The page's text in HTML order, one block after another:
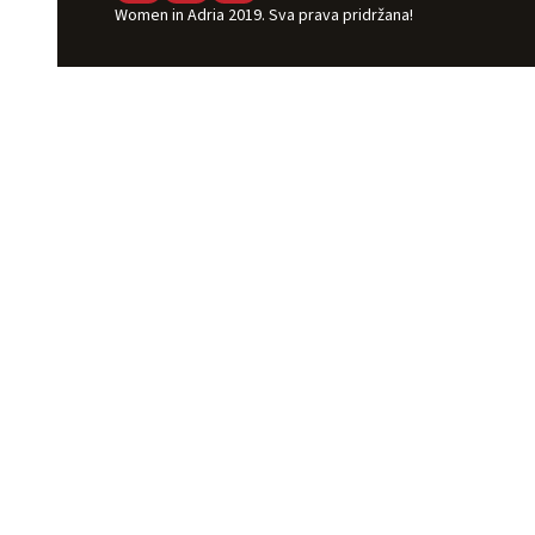
Women in Adria 2019. Sva prava pridržana!